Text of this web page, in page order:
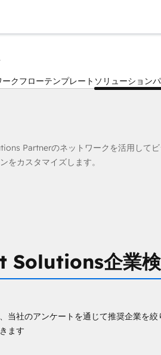
ークフローテンプレート ソリューション
Partnerのネットワークを活用して
をカスタマイズします。
Solutions企業
当社のアンケートを通じて推奨企業を絞
ます